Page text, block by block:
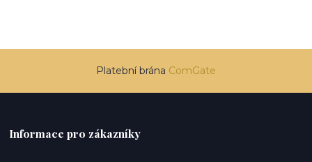
Platební brána ComGate
Informace pro zákazníky